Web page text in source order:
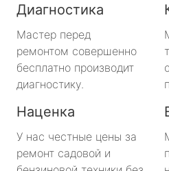
Диагностика
Мастер перед
ремонтом совершенно
бесплатно производит
диагностику.
Наценка
У нас честные цены за
ремонт садовой и